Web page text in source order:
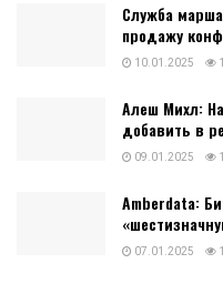
Служба
продажу
10.01.2025
Алеш Михл:
добавить в
09.01.2025
Amberdata:
07.01.2025